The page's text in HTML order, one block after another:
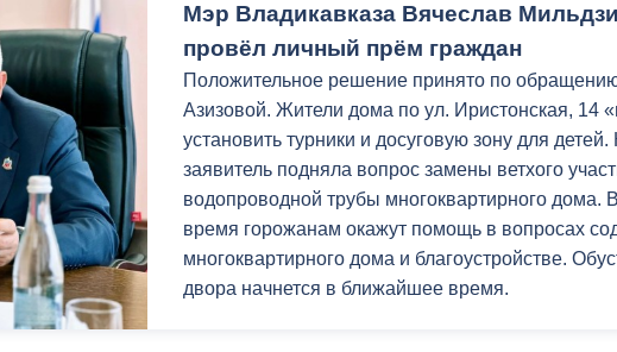
Руководители управляющих компаний
проводимой работе в рамках подготовки к
периоду. Так, из общего числа
Владикавказа 30% уже готовы к отопительному
УК было рекомендовано минимизировать
графика работ, ещё раз проверить подвальные
МКД и по мере необходимости устранить
Мэр Владикавказа Вячеслав
провёл личный прём граждан
Положительное решение принято по
Азизовой. Жители дома по ул. Иристонская, 14
установить турники и досуговую зону для детей.
заявитель подняла вопрос замены ветхого
водопроводной трубы многоквартирного дома.
время горожанам окажут помощь в вопросах
многоквартирного дома и благоустройстве.
двора начнется в ближайшее время.